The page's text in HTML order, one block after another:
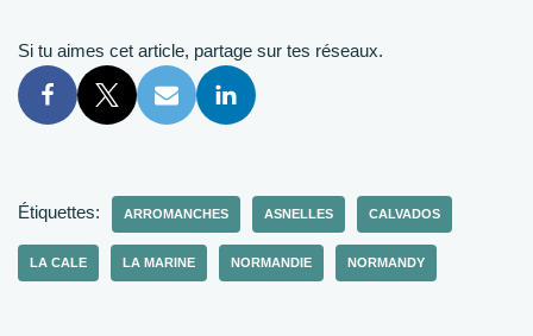
Si tu aimes cet article, partage sur tes réseaux.
Étiquettes: ARROMANCHES ASNELLES CALVADOS
LA CALE LA MARINE NORMANDIE NORMANDY